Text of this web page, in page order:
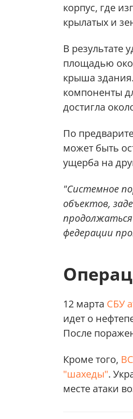
корпус, где
крылатых и
В результате
площадью
крыша
компоненты
достигла
По
может быть
ущерба на
"Системное
объектов,
продолжаться
федерации
12 марта СБУ
идет о
После
Кроме того,
"шахеды".
месте атаки